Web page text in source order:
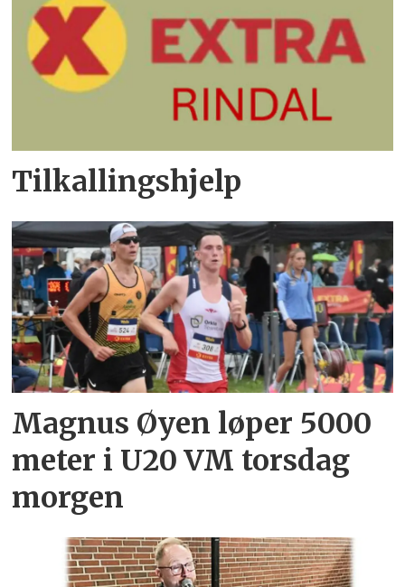
Tilkallingshjelp
Magnus Øyen løper 5000
meter i U20 VM torsdag
morgen